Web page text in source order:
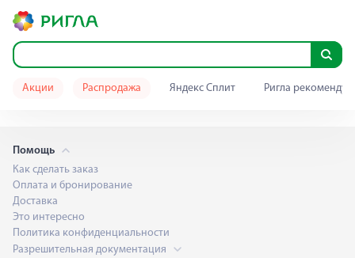
Акции Распродажа Яндекс Сплит Ригла
Помощь
Как сделать заказ
Оплата и бронирование
Доставка
Это интересно
Политика конфиденциальности
Разрешительная документация